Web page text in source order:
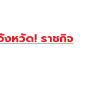
งหวัด! ราชกิจ